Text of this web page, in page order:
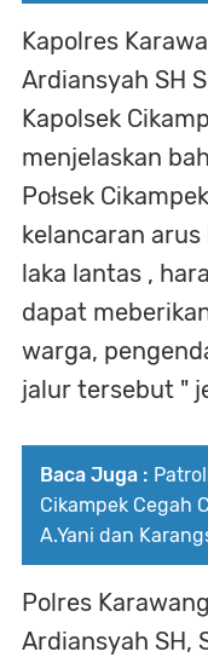
Kapolres
Ardiansyah SH
Kapolsek
menjelaskan
Połsek
kelancaran
laka lantas ,
dapat
warga,
jalur tersebut "
Baca Juga :
Cikampek Cegah
A.Yani dan
Polres
Ardiansyah SH,